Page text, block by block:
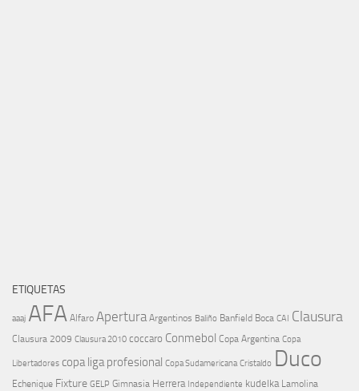
ETIQUETAS
aaaj AFA Alfaro Apertura Argentinos Baliño Banfield Boca CAI Clausura
Clausura 2009 Clausura 2010 coccaro Conmebol Copa Argentina Copa
Libertadores copa liga profesional Copa Sudamericana Cristaldo Duco
Echenique Fixture GELP Gimnasia Herrera Independiente kudelka Lamolina